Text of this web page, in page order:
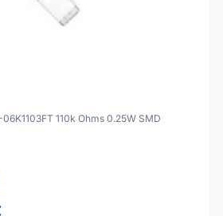
110k Ohms 0.25W SMD